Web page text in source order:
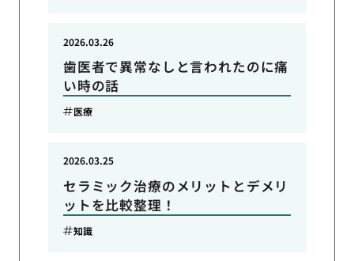
歯医者で異常なしと言われたのに痛
い時の話
2026.03.26
医療
セラミック治療のメリットとデメリ
ットを比較整理！
2026.03.25
知識